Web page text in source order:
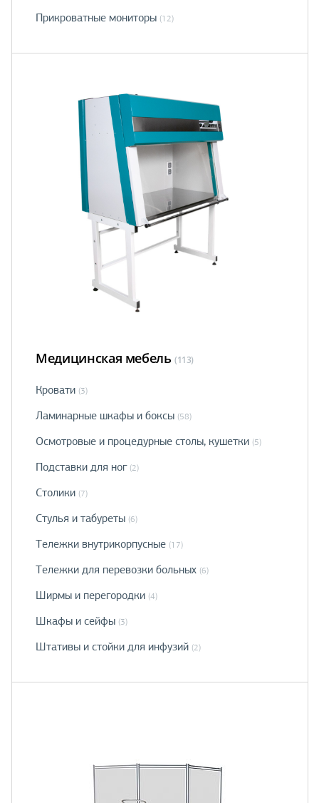
Прикроватные мониторы (12)
Медицинская мебель (113)
Кровати (3)
Ламинарные шкафы и боксы (58)
Осмотровые и процедурные столы, кушетки (5)
Подставки для ног (2)
Столики (7)
Стулья и табуреты (6)
Тележки внутрикорпусные (17)
Тележки для перевозки больных (6)
Ширмы и перегородки (4)
Шкафы и сейфы (3)
Штативы и стойки для инфузий (2)